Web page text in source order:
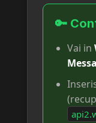
🔑
Vai in